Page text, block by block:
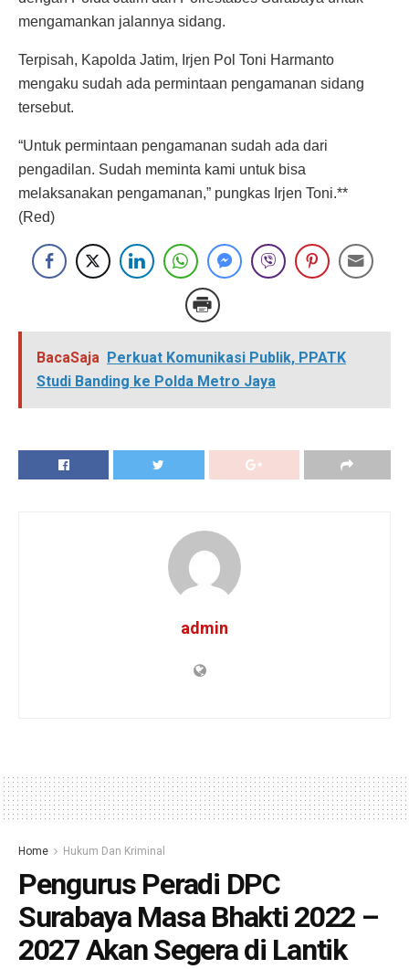
mengamankan jalannya sidang.
Terpisah, Kapolda Jatim, Irjen Pol Toni Harmanto
mengaku sudah ada permintaan pengamanan sidang
tersebut.
“Untuk permintaan pengamanan sudah ada dari
pengadilan. Sudah meminta kami untuk bisa
melaksanakan pengamanan,” pungkas Irjen Toni.**
(Red)
BacaSaja Perkuat Komunikasi Publik, PPATK
Studi Banding ke Polda Metro Jaya
admin
Home Hukum Dan Kriminal
Pengurus Peradi DPC
Surabaya Masa Bhakti 2022 –
2027 Akan Segera di Lantik